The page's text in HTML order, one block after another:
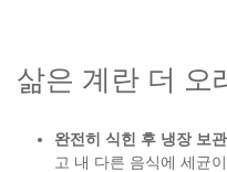
삶은 계란 더 오
완전히 식힌 후 냉장 보
고 내 다른 음식에 세균